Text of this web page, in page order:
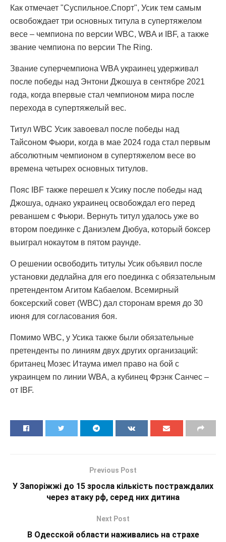
Как отмечает "Суспильное.Спорт", Усик тем самым
освобождает три основных титула в супертяжелом
весе – чемпиона по версии WBC, WBA и IBF, а также
звание чемпиона по версии The Ring.
Звание суперчемпиона WBA украинец удерживал
после победы над Энтони Джошуа в сентябре 2021
года, когда впервые стал чемпионом мира после
перехода в супертяжелый вес.
Титул WBC Усик завоевал после победы над
Тайсоном Фьюри, когда в мае 2024 года стал первым
абсолютным чемпионом в супертяжелом весе во
времена четырех основных титулов.
Пояс IBF также перешел к Усику после победы над
Джошуа, однако украинец освобождал его перед
реваншем с Фьюри. Вернуть титул удалось уже во
втором поединке с Даниэлем Дюбуа, который боксер
выиграл нокаутом в пятом раунде.
О решении освободить титулы Усик объявил после
установки дедлайна для его поединка с обязательным
претендентом Агитом Кабаелом. Всемирный
боксерский совет (WBC) дал сторонам время до 30
июня для согласования боя.
Помимо WBC, у Усика также были обязательные
претенденты по линиям двух других организаций:
британец Мозес Итаума имел право на бой с
украинцем по линии WBA, а кубинец Фрэнк Санчес –
от IBF.
Previous Post
У Запоріжжі до 15 зросла кількість постраждалих
через атаку рф, серед них дитина
Next Post
В Одесской области наживались на страхе